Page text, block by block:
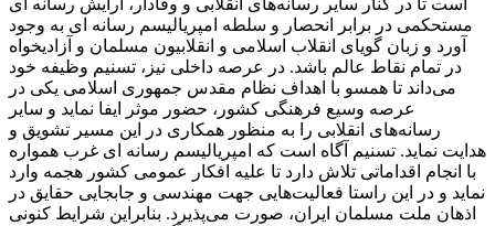
است تا در کنار سایر رسانه‌های انقلابی و وفادار، آرایش رسانه ای
مستحکمی در برابر انحصار و سلطه امپریالیسم رسانه ای به وجود
آورد و زبان گویای انقلاب اسلامی و انقلابیون مسلمان و آزادیخواه
در تمام نقاط عالم باشد. در عرصه داخلی نیز، تسنیم وظیفه خود
می‌داند تا همسو با اهداف نظام مقدس جمهوری اسلامی یکی در
عرصه وسیع فرهنگی کشور، حضور موثر ایفا نماید و سایر
رسانه‌های انقلابی را به منظور همکاری در این مسیر تشویق و
هدایت نماید. تسنیم آگاه است که امپریالیسم رسانه ای غرب همواره
با انجام اقداماتی تلاش دارد تا علیه افکار عمومی کشور هجمه وارد
نماید و در این راستا فعالیت‌هایی جهت مهندسی و جابجایی حقایق در
اذهان ملت مسلمان ایران، صورت می‌پذیرد. بنابراین شرایط کنونی